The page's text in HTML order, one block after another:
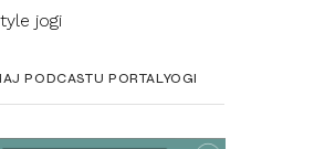
jogi
PODCASTU PORTALYOGI